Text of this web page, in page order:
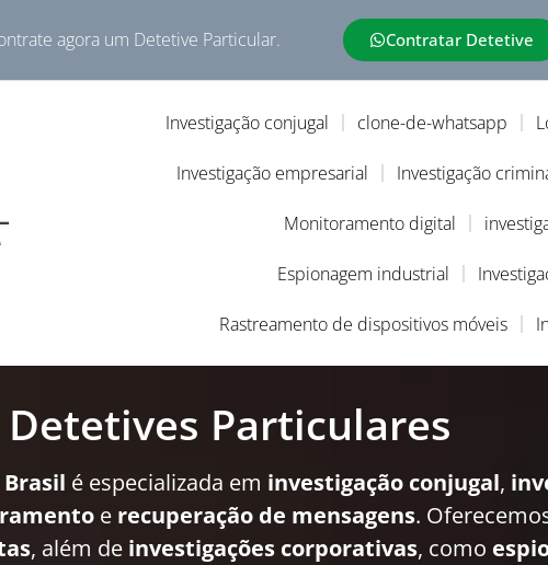
agora um Detetive Particular. Contratar Detetive
Investigação conjugal clone-de-whatsapp
Investigação empresarial Investigação
Monitoramento digital
Espionagem industrial
Rastreamento de dispositivos móveis
Detetives Particulares
é especializada em investigação conjugal,
e recuperação de mensagens.
, além de investigações corporativas, como